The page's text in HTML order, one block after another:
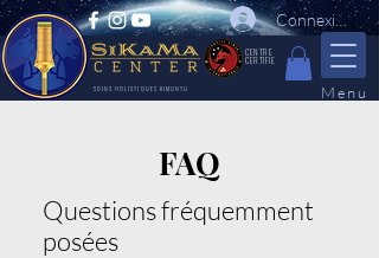
Connexion
Menu
CENTRE
CERTIFIE
SOINS HOLISTIQUES KIMUNTU
FAQ
Questions fréquemment
posées